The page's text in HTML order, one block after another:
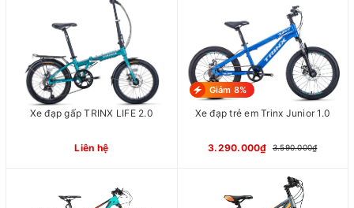
Xe đạp gấp TRINX LIFE 2.0
Liên hệ
Giảm 8%
Xe đạp trẻ em Trinx Junior 1.0
3.290.000₫ 3.590.000₫